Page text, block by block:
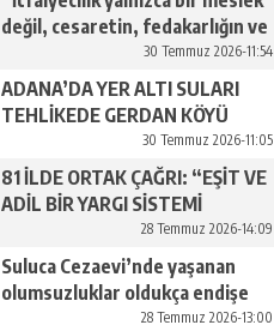
değil, cesaretin, fedakarlığın ve
insan sevgisinin en güçlü
temsilidir.”
30 Temmuz 2026-11:54
ADANA’DA YER ALTI SULARI
TEHLİKEDE GERDAN KÖYÜ
SANAYİ SUYU CENDERESİNDE
30 Temmuz 2026-11:05
81 İLDE ORTAK ÇAĞRI: “EŞİT VE
ADİL BİR YARGI SİSTEMİ
28 Temmuz 2026-14:09
Suluca Cezaevi’nde yaşanan
olumsuzluklar oldukça endişe
28 Temmuz 2026-13:00